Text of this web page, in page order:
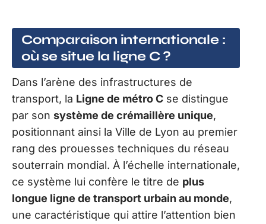
Comparaison internationale :
où se situe la ligne C ?
Dans l’arène des infrastructures de
transport, la Ligne de métro C se distingue
par son système de crémaillère unique,
positionnant ainsi la Ville de Lyon au premier
rang des prouesses techniques du réseau
souterrain mondial. À l’échelle internationale,
ce système lui confère le titre de plus
longue ligne de transport urbain au monde,
une caractéristique qui attire l’attention bien